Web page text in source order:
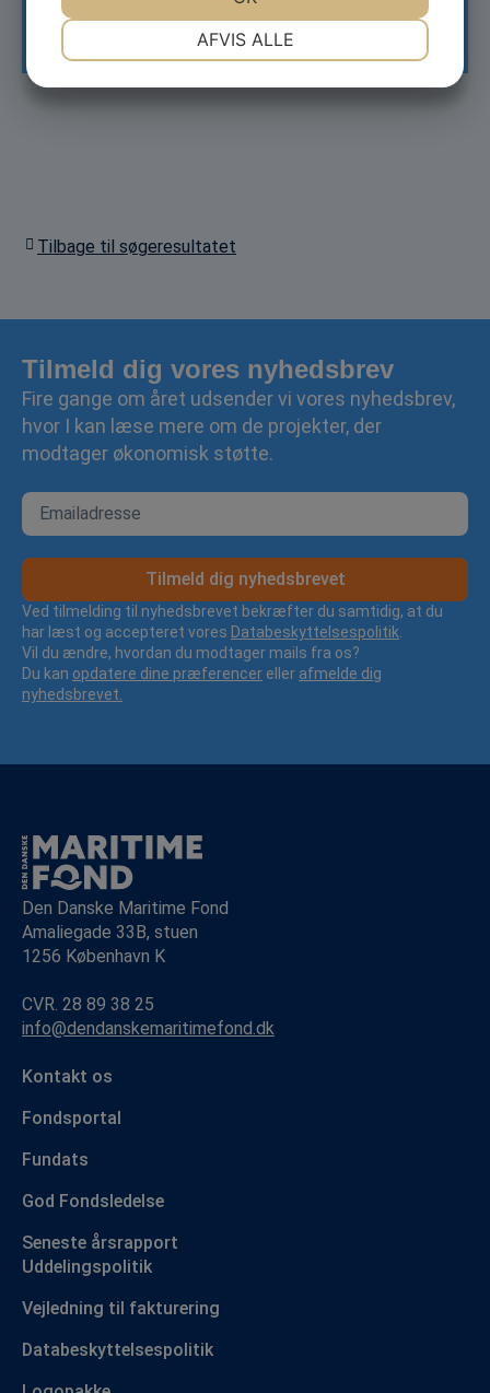
https://www.dtu.dk/
Tilbage til søgeresultatet
Tilmeld dig vores nyhedsbrev
Fire gange om året udsender vi vores nyhedsbrev,
hvor I kan læse mere om de projekter, der
modtager økonomisk støtte.
Tilmeld dig nyhedsbrevet
Ved tilmelding til nyhedsbrevet bekræfter du samtidig, at du
har læst og accepteret vores Databeskyttelsespolitik
Vil du ændre, hvordan du modtager mails fra os?
Du kan opdatere dine præferencer eller afmelde dig
nyhedsbrevet.
Den Danske Maritime Fond
Amaliegade 33B, stuen
1256 København K
CVR. 28 89 38 25
info@dendanskemaritimefond.dk
Kontakt os
Fondsportal
Fundats
God Fondsledelse
Seneste årsrapport
Uddelingspolitik
Vejledning til fakturering
Databeskyttelsespolitik
AFVIS ALLE